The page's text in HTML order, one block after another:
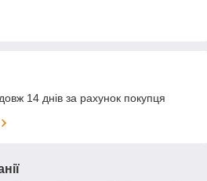
14 днів за рахунок покупця